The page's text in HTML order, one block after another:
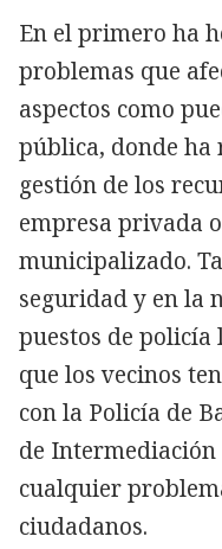
En el primero ha
problemas que
aspectos como
pública, donde ha
gestión de los
empresa privada
municipalizado.
seguridad y en la
puestos de policía
que los vecinos
con la Policía de
de
cualquier
ciudadanos.